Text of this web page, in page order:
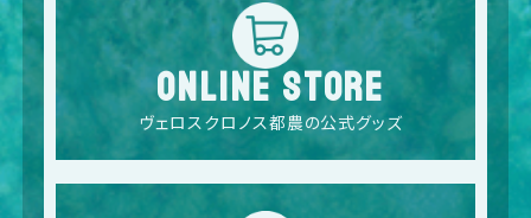
ONLINE STORE
ヴェロスクロノス都農の公式グッズ